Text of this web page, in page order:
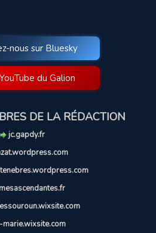
nous sur Bluesky
du Galion
DE LA RÉDACTION
jc.gapdy.fr
marie.wixsite.com